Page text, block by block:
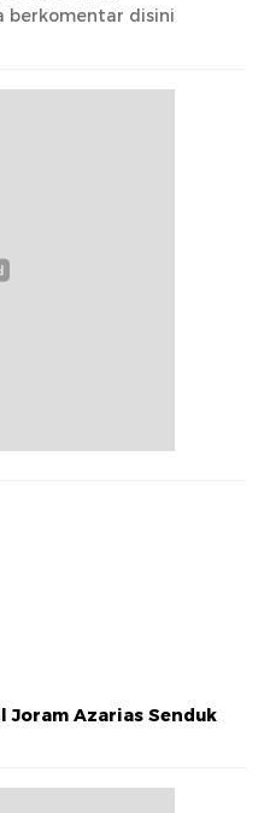
berkomentar disini
Joram Azarias Senduk